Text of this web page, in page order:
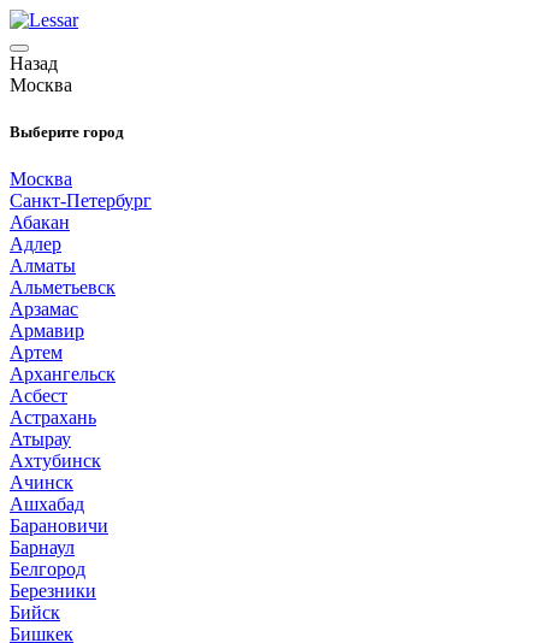
Назад
Москва
Выберите город
Москва
Санкт-Петербург
Абакан
Адлер
Алматы
Альметьевск
Арзамас
Армавир
Артем
Архангельск
Асбест
Астрахань
Атырау
Ахтубинск
Ачинск
Ашхабад
Барановичи
Барнаул
Белгород
Березники
Бийск
Бишкек